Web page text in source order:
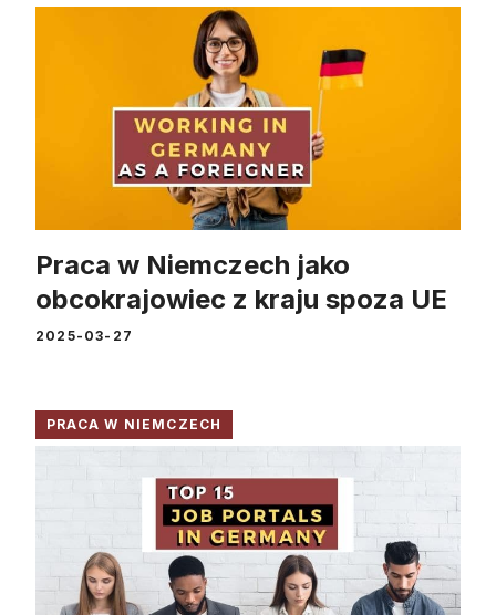
Praca w Niemczech jako
obcokrajowiec z kraju spoza UE
2025-03-27
PRACA W NIEMCZECH